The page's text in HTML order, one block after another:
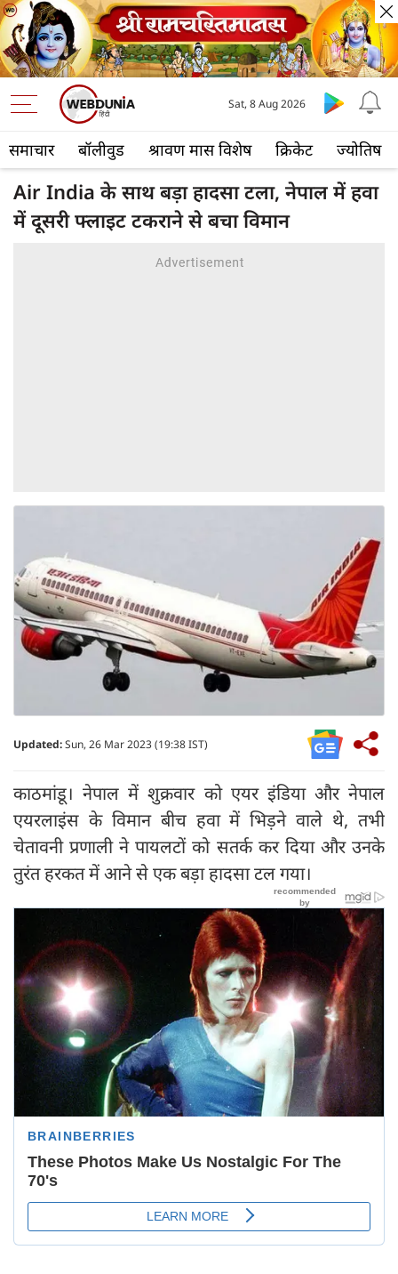
समाचार बॉलीवुड श्रावण मास विशेष क्रिकेट ज्योतिष
Sat, 8 Aug 2026
Air India के साथ बड़ा हादसा टला, नेपाल में हवा
में दूसरी फ्लाइट टकराने से बचा विमान
Updated:Sun, 26 Mar 2023 (19:38 IST)
काठमांडू। नेपाल में शुक्रवार को एयर इंडिया और नेपाल
एयरलाइंस के विमान बीच हवा में भिड़ने वाले थे, तभी
चेतावनी प्रणाली ने पायलटों को सतर्क कर दिया और उनके
तुरंत हरकत में आने से एक बड़ा हादसा टल गया।